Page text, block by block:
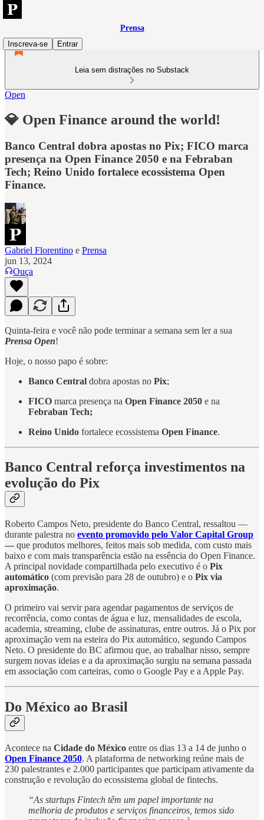
Prensa
Inscreva-se
Entrar
Leia sem distrações no Substack
Open
💎 Open Finance around the world!
Banco Central dobra apostas no Pix; FICO marca
presença na Open Finance 2050 e na Febraban
Tech; Reino Unido fortalece ecossistema Open
Finance.
Gabriel Florentino e Prensa
jun 13, 2024
Ouça
Quinta-feira e você não pode terminar a semana sem ler a sua
Prensa Open!
Hoje, o nosso papo é sobre:
Banco Central dobra apostas no Pix;
FICO marca presença na Open Finance 2050 e na
Febraban Tech;
Reino Unido fortalece ecossistema Open Finance.
Banco Central reforça investimentos na
evolução do Pix
Roberto Campos Neto, presidente do Banco Central, ressaltou —
durante palestra no evento promovido pelo Valor Capital Group
— que produtos melhores, feitos mais sob medida, com custo mais
baixo e com mais transparência estão na essência do Open Finance.
A principal novidade compartilhada pelo executivo é o Pix
automático (com previsão para 28 de outubro) e o Pix via
aproximação.
O primeiro vai servir para agendar pagamentos de serviços de
recorrência, como contas de água e luz, mensalidades de escola,
academia, streaming, clube de assinaturas, entre outros. Já o Pix por
aproximação vem na esteira do Pix automático, segundo Campos
Neto. O presidente do BC afirmou que, ao trabalhar nisso, sempre
surgem novas ideias e a da aproximação surgiu na semana passada
em associação com carteiras, como o Google Pay e a Apple Pay.
Do México ao Brasil
Acontece na Cidade do México entre os dias 13 a 14 de junho o
Open Finance 2050. A plataforma de networking reúne mais de
230 palestrantes e 2.000 participantes que participam ativamente da
construção e revolução do ecossistema global de fintechs.
“As startups Fintech têm um papel importante na
melhoria de produtos e serviços financeiros, temos sido